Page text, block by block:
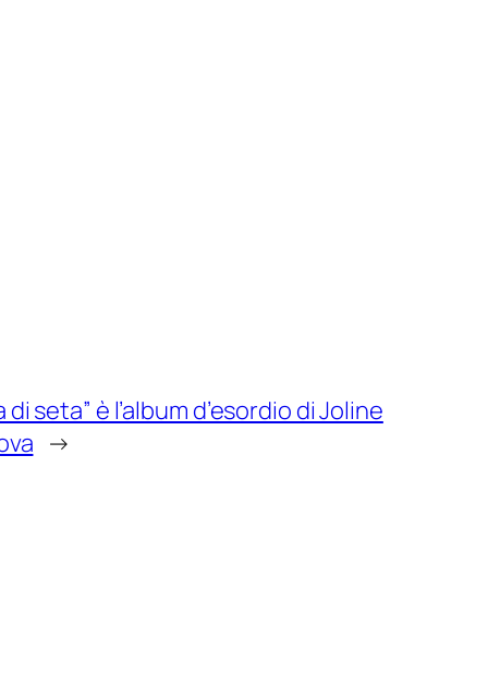
di seta” è l’album d’esordio di Joline
→